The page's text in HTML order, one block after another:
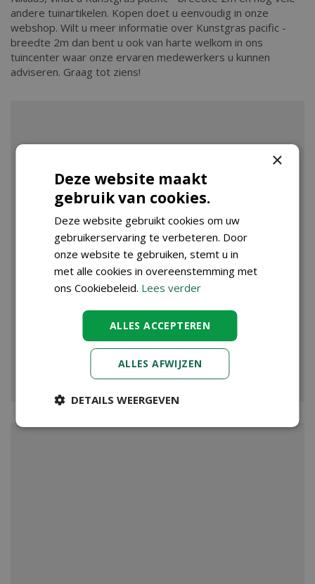
andere tuinartikelen. Kopen doet u eenvoudig in onze
webshop. Wilt u meer informatie over Kunstgras pacific -
breedte 2m dan bent u ook van harte welkom in ons
tuincenter waar onze ervaren medewerkers u kunnen
adviseren. Graag tot ziens!
VIJVER
×
Deze website maakt
gebruik van cookies.
Deze website gebruikt cookies om uw
gebruikerservaring te verbeteren. Door
onze website te gebruiken, stemt u in
met alle cookies in overeenstemming met
ons Cookiebeleid. Lees verder
ALLES ACCEPTEREN
ALLES AFWIJZEN
DETAILS WEERGEVEN